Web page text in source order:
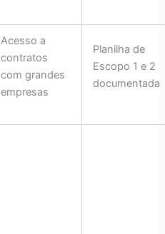
Acesso a
contratos
com grandes
empresas
Planilha de
Escopo 1 e 2
documentada